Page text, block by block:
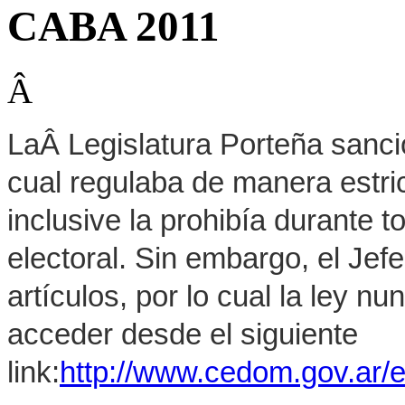
CABA 2011
Â
LaÂ Legislatura Porteña
cual regulaba de manera
inclusive la prohibía durante
electoral. Sin embargo, el
artículos, por lo cual la ley
acceder desde el siguiente
link:http://